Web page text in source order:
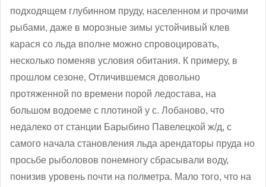
подходящем глубинном пруду, населенном и прочими
рыбами, даже в морозные зимы устойчивый клев
карася со льда вполне можно спровоцировать,
несколько поменяв условия обитания. К примеру, в
прошлом сезоне, Отличившемся довольно
протяженной по времени порой ледостава, на
большом водоеме с плотиной у с. Лобаново, что
недалеко от станции Барыбино Павелецкой ж/д, с
самого начала становления льда арендаторы пруда но
просьбе рыболовов понемногу сбрасывали воду,
понизив уровень почти на полметра. Мало того, что на